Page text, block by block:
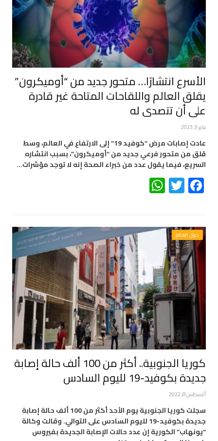
الأسرع انتشارًا… متحور جديد من “أوميكرون”
يقلق العالم واللقاحات المتاحة غير قادرة
على أن تتصدى له
يناير 9, 2023
عادت إصابات مرض “كوفيد 19” إلى الارتفاع في العالم، وسط
قلق من متحور فرعي جديد من “أوميكرون”، بسبب انتشاره
السريع، فيما يقول عدد من خبراء الصحة إنه لا توجد مؤشرات…
Facebook
Twitter
حول العالم
كوريا الجنوبية.. أكثر من 100 ألف حالة إصابة
جديدة بكوفيد-19 لليوم السادس
أغسطس 8, 2022
سجلت كوريا الجنوبية يوم الأحد أكثر من 100 ألف حالة إصابة
جديدة بكوفيد-19 لليوم السادس على التوالي. وقالت وكالة
“يونهاب” الكورية إن عدد حالات الإصابة الجديدة بفيروس